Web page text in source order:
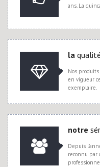
ans. La
la qualité
Nos
en vigueur
exemplaire.
notre
Depuis
reconnu par